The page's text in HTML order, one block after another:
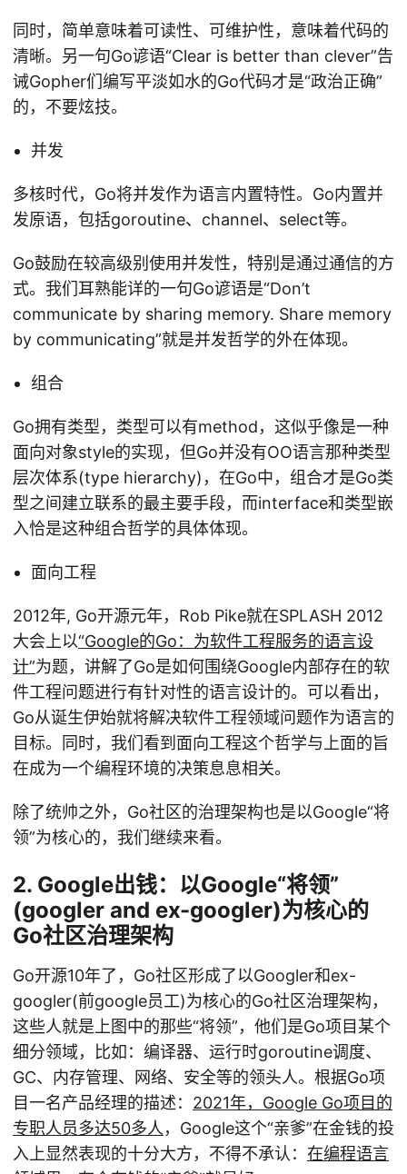
同时，简单意味着可读性、可维护性，意味着代码的
清晰。另一句Go谚语“Clear is better than clever”告
诫Gopher们编写平淡如水的Go代码才是“政治正确”
的，不要炫技。
并发
多核时代，Go将并发作为语言内置特性。Go内置并
发原语，包括goroutine、channel、select等。
Go鼓励在较高级别使用并发性，特别是通过通信的方
式。我们耳熟能详的一句Go谚语是“Don’t
communicate by sharing memory. Share memory
by communicating”就是并发哲学的外在体现。
组合
Go拥有类型，类型可以有method，这似乎像是一种
面向对象style的实现，但Go并没有OO语言那种类型
层次体系(type hierarchy)，在Go中，组合才是Go类
型之间建立联系的最主要手段，而interface和类型嵌
入恰是这种组合哲学的具体体现。
面向工程
2012年, Go开源元年，Rob Pike就在SPLASH 2012
大会上以“Google的Go：为软件工程服务的语言设
计”为题，讲解了Go是如何围绕Google内部存在的软
件工程问题进行有针对性的语言设计的。可以看出，
Go从诞生伊始就将解决软件工程领域问题作为语言的
目标。同时，我们看到面向工程这个哲学与上面的旨
在成为一个编程环境的决策息息相关。
除了统帅之外，Go社区的治理架构也是以Google“将
领”为核心的，我们继续来看。
2. Google出钱：以Google“将领”
(googler and ex-googler)为核心的
Go社区治理架构
Go开源10年了，Go社区形成了以Googler和ex-
googler(前google员工)为核心的Go社区治理架构，
这些人就是上图中的那些“将领”，他们是Go项目某个
细分领域，比如：编译器、运行时goroutine调度、
GC、内存管理、网络、安全等的领头人。根据Go项
目一名产品经理的描述： 2021年，Google Go项目的
专职人员多达50多人 ，Google这个“亲爹”在金钱的投
入上显然表现的十分大方，不得不承认： 在编程语言